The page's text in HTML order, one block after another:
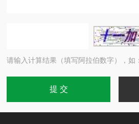
请输入计算结果（填写阿拉伯数字），如